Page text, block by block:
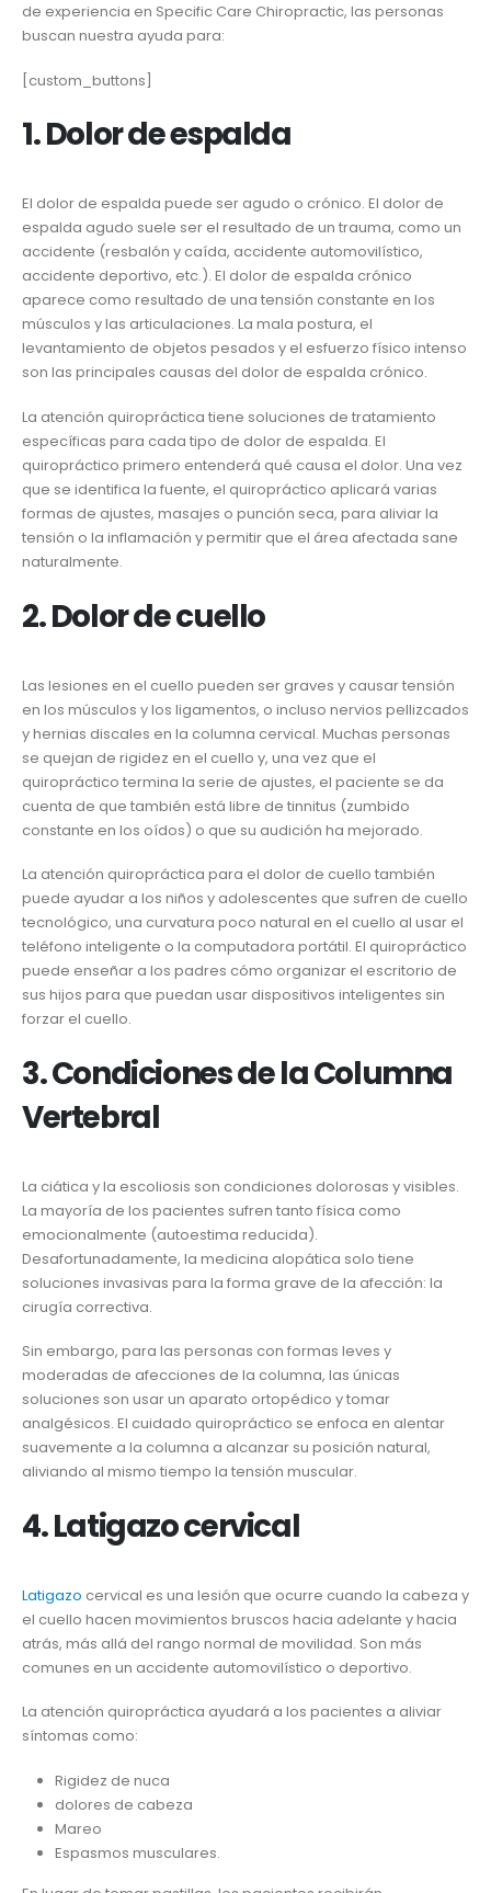
de experiencia en Specific Care Chiropractic, las personas
buscan nuestra ayuda para:
[custom_buttons]
1. Dolor de espalda
El dolor de espalda puede ser agudo o crónico. El dolor de
espalda agudo suele ser el resultado de un trauma, como un
accidente (resbalón y caída, accidente automovilístico,
accidente deportivo, etc.). El dolor de espalda crónico
aparece como resultado de una tensión constante en los
músculos y las articulaciones. La mala postura, el
levantamiento de objetos pesados y el esfuerzo físico intenso
son las principales causas del dolor de espalda crónico.
La atención quiropráctica tiene soluciones de tratamiento
específicas para cada tipo de dolor de espalda. El
quiropráctico primero entenderá qué causa el dolor. Una vez
que se identifica la fuente, el quiropráctico aplicará varias
formas de ajustes, masajes o punción seca, para aliviar la
tensión o la inflamación y permitir que el área afectada sane
naturalmente.
2. Dolor de cuello
Las lesiones en el cuello pueden ser graves y causar tensión
en los músculos y los ligamentos, o incluso nervios pellizcados
y hernias discales en la columna cervical. Muchas personas
se quejan de rigidez en el cuello y, una vez que el
quiropráctico termina la serie de ajustes, el paciente se da
cuenta de que también está libre de tinnitus (zumbido
constante en los oídos) o que su audición ha mejorado.
La atención quiropráctica para el dolor de cuello también
puede ayudar a los niños y adolescentes que sufren de cuello
tecnológico, una curvatura poco natural en el cuello al usar el
teléfono inteligente o la computadora portátil. El quiropráctico
puede enseñar a los padres cómo organizar el escritorio de
sus hijos para que puedan usar dispositivos inteligentes sin
forzar el cuello.
3. Condiciones de la Columna
Vertebral
La ciática y la escoliosis son condiciones dolorosas y visibles.
La mayoría de los pacientes sufren tanto física como
emocionalmente (autoestima reducida).
Desafortunadamente, la medicina alopática solo tiene
soluciones invasivas para la forma grave de la afección: la
cirugía correctiva.
Sin embargo, para las personas con formas leves y
moderadas de afecciones de la columna, las únicas
soluciones son usar un aparato ortopédico y tomar
analgésicos. El cuidado quiropráctico se enfoca en alentar
suavemente a la columna a alcanzar su posición natural,
aliviando al mismo tiempo la tensión muscular.
4. Latigazo cervical
Latigazo cervical es una lesión que ocurre cuando la cabeza y
el cuello hacen movimientos bruscos hacia adelante y hacia
atrás, más allá del rango normal de movilidad. Son más
comunes en un accidente automovilístico o deportivo.
La atención quiropráctica ayudará a los pacientes a aliviar
síntomas como:
Rigidez de nuca
dolores de cabeza
Mareo
Espasmos musculares.